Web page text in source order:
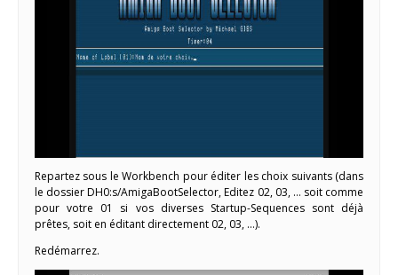
Repartez sous le Workbench pour éditer les choix suivants (dans
le dossier DH0:s/AmigaBootSelector, Editez 02, 03, … soit comme
pour votre 01 si vos diverses Startup-Sequences sont déjà
prêtes, soit en éditant directement 02, 03, …).
Redémarrez.